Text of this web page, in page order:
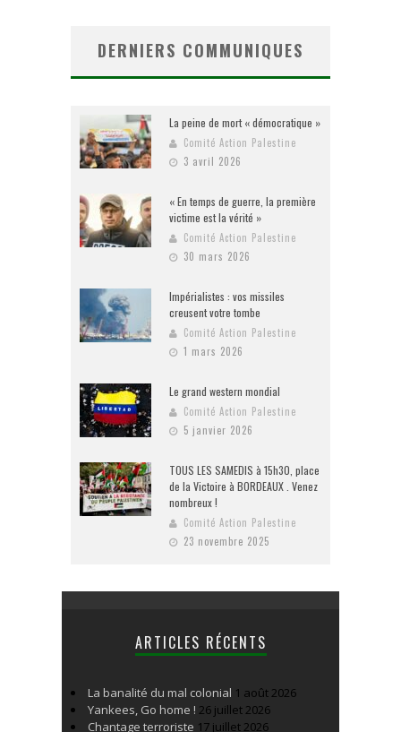
DERNIERS COMMUNIQUES
La peine de mort « démocratique »
Comité Action Palestine
3 avril 2026
« En temps de guerre, la première
victime est la vérité »
Comité Action Palestine
30 mars 2026
Impérialistes : vos missiles
creusent votre tombe
Comité Action Palestine
1 mars 2026
Le grand western mondial
Comité Action Palestine
5 janvier 2026
TOUS LES SAMEDIS à 15h30, place
de la Victoire à BORDEAUX . Venez
nombreux !
Comité Action Palestine
23 novembre 2025
ARTICLES RÉCENTS
La banalité du mal colonial 1 août 2026
Yankees, Go home ! 26 juillet 2026
Chantage terroriste 17 juillet 2026